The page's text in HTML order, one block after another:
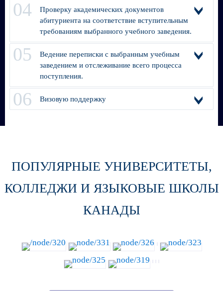
Проверку академических документов
абитуриента на соответствие вступительным
требованиям выбранного учебного заведения.
Ведение переписки с выбранным учебным
заведением и отслеживание всего процесса
поступления.
Визовую поддержку
ПОПУЛЯРНЫЕ УНИВЕРСИТЕТЫ,
КОЛЛЕДЖИ И ЯЗЫКОВЫЕ ШКОЛЫ
КАНАДЫ